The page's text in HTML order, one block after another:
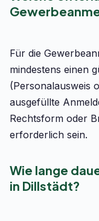
Für die
mindestens einen
(Personalausweis
ausgefüllte
Rechtsform oder
erforderlich sein.
Wie lange
in Dillstädt?